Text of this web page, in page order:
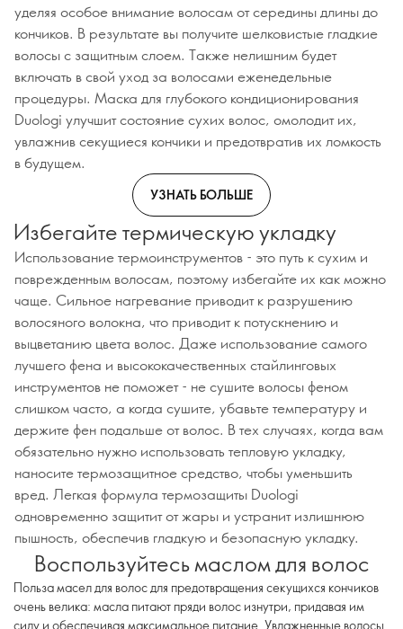
уделяя особое внимание волосам от середины длины до
кончиков. В результате вы получите шелковистые гладкие
волосы с защитным слоем. Также нелишним будет
включать в свой уход за волосами еженедельные
процедуры. Маска для глубокого кондиционирования
Duologi улучшит состояние сухих волос, омолодит их,
увлажнив секущиеся кончики и предотвратив их ломкость
в будущем.
УЗНАТЬ БОЛЬШЕ
Избегайте термическую укладку
Использование термоинструментов - это путь к сухим и
поврежденным волосам, поэтому избегайте их как можно
чаще. Сильное нагревание приводит к разрушению
волосяного волокна, что приводит к потускнению и
выцветанию цвета волос. Даже использование самого
лучшего фена и высококачественных стайлинговых
инструментов не поможет - не сушите волосы феном
слишком часто, а когда сушите, убавьте температуру и
держите фен подальше от волос. В тех случаях, когда вам
обязательно нужно использовать тепловую укладку,
наносите термозащитное средство, чтобы уменьшить
вред. Легкая формула термозащиты Duologi
одновременно защитит от жары и устранит излишнюю
пышность, обеспечив гладкую и безопасную укладку.
Воспользуйтесь маслом для волос
Польза масел для волос для предотвращения секущихся кончиков
очень велика: масла питают пряди волос изнутри, придавая им
силу и обеспечивая максимальное питание. Увлажненные волосы